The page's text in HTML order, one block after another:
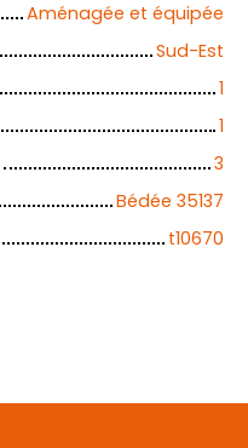
Aménagée et équipée
Sud-Est
1
1
3
Bédée 35137
t10670